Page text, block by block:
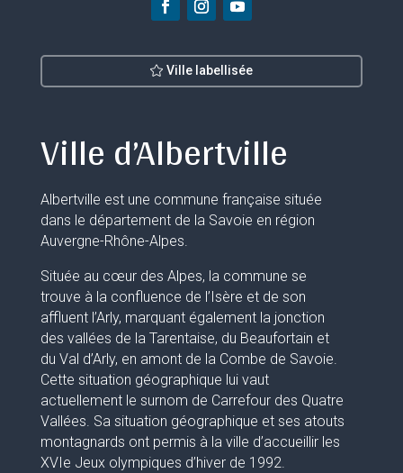
Ville labellisée
Ville d’Albertville
Albertville est une commune française située
dans le département de la Savoie en région
Auvergne-Rhône-Alpes.
Située au cœur des Alpes, la commune se
trouve à la confluence de l’Isère et de son
affluent l’Arly, marquant également la jonction
des vallées de la Tarentaise, du Beaufortain et
du Val d’Arly, en amont de la Combe de Savoie.
Cette situation géographique lui vaut
actuellement le surnom de Carrefour des Quatre
Vallées. Sa situation géographique et ses atouts
montagnards ont permis à la ville d’accueillir les
XVIe Jeux olympiques d’hiver de 1992.